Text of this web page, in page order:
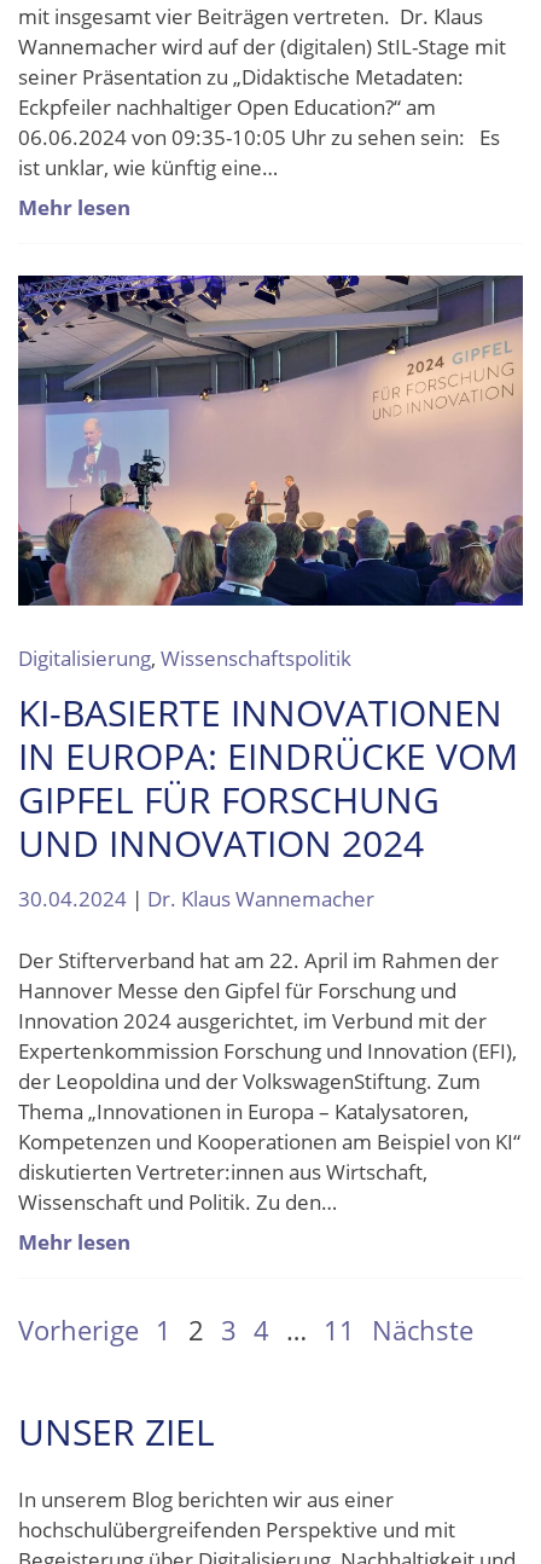
mit insgesamt vier Beiträgen vertreten. Dr. Klaus
Wannemacher wird auf der (digitalen) StIL-Stage mit
seiner Präsentation zu „Didaktische Metadaten:
Eckpfeiler nachhaltiger Open Education?“ am
06.06.2024 von 09:35-10:05 Uhr zu sehen sein: Es
ist unklar, wie künftig eine…
Mehr lesen
Digitalisierung, Wissenschaftspolitik
KI-BASIERTE INNOVATIONEN
IN EUROPA: EINDRÜCKE VOM
GIPFEL FÜR FORSCHUNG
UND INNOVATION 2024
30.04.2024 | Dr. Klaus Wannemacher
Der Stifterverband hat am 22. April im Rahmen der
Hannover Messe den Gipfel für Forschung und
Innovation 2024 ausgerichtet, im Verbund mit der
Expertenkommission Forschung und Innovation (EFI),
der Leopoldina und der VolkswagenStiftung. Zum
Thema „Innovationen in Europa – Katalysatoren,
Kompetenzen und Kooperationen am Beispiel von KI“
diskutierten Vertreter:innen aus Wirtschaft,
Wissenschaft und Politik. Zu den…
Mehr lesen
SEITENNUMMERIERUNG
BEITRÄGE
Vorherige 1 2 3 4 … 11 Nächste
UNSER ZIEL
In unserem Blog berichten wir aus einer
hochschulübergreifenden Perspektive und mit